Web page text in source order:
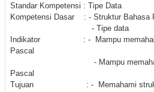
Standar Kompetensi : Tipe Data
Kompetensi Dasar : - Struktur Bahasa
- Tipe data
Indikator : - Mampu memahami
Pascal
- Mampu memahami tipe
Pascal
Tujuan : - Memahami struktur